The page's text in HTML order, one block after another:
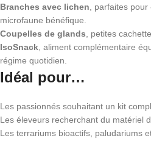
Branches avec lichen , parfaites
microfaune bénéfique.
Coupelles de glands , petites
IsoSnack , aliment complémentaire
régime quotidien.
Idéal pour…
Les passionnés souhaitant un kit
Les éleveurs recherchant du matériel
Les terrariums bioactifs, paludariums